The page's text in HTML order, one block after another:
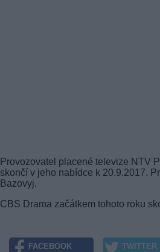
Provozovatel placené televize NTV
skončí v jeho nabídce k 20.9.2017.
Bazovyj.
CBS Drama začátkem tohoto roku
FACEBOOK TWITTER